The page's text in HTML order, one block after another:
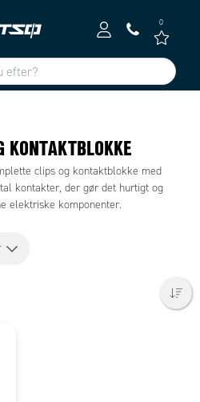
0
KONTAKTBLOKKE
clips og kontaktblokke med
kontakter, der gør det hurtigt og
elektriske komponenter.